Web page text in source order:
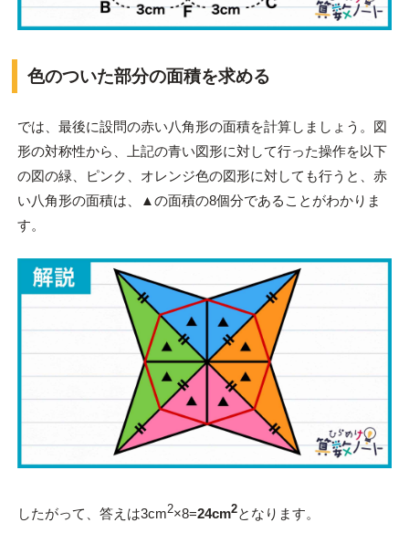
色のついた部分の面積を求める
では、最後に設問の赤い八角形の面積を計算しましょう。図
形の対称性から、上記の青い図形に対して行った操作を以下
の図の緑、ピンク、オレンジ色の図形に対しても行うと、赤
い八角形の面積は、▲の面積の8個分であることがわかりま
す。
したがって、答えは3cm2×8=24cm2となります。